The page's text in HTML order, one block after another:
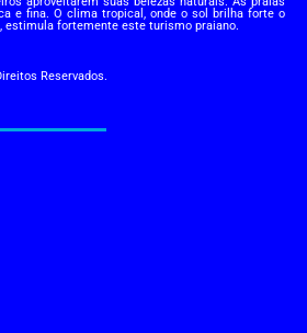
e fina. O clima tropical, onde o sol brilha forte o
estimula fortemente este turismo praiano.
Reservados.